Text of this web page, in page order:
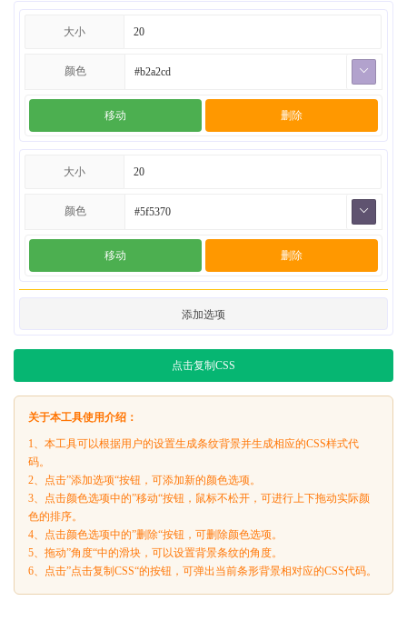
大小
颜色
移动 删除
大小
颜色
移动 删除
添加选项
点击复制CSS
关于本工具使用介绍：
1、本工具可以根据用户的设置生成条纹背景并生成相应的CSS样式代
码。
2、点击”添加选项“按钮，可添加新的颜色选项。
3、点击颜色选项中的”移动“按钮，鼠标不松开，可进行上下拖动实际颜
色的排序。
4、点击颜色选项中的”删除“按钮，可删除颜色选项。
5、拖动”角度“中的滑块，可以设置背景条纹的角度。
6、点击”点击复制CSS“的按钮，可弹出当前条形背景相对应的CSS代码。